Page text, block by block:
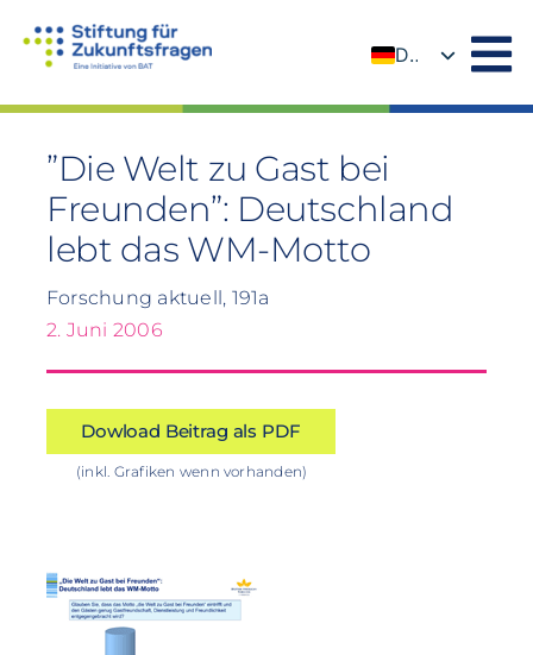
Inhalt
DE
”Die Welt zu Gast bei
Freunden”: Deutschland
lebt das WM-Motto
Forschung aktuell, 191a
2. Juni 2006
Dowload Beitrag als PDF
(inkl. Grafiken wenn vorhanden)